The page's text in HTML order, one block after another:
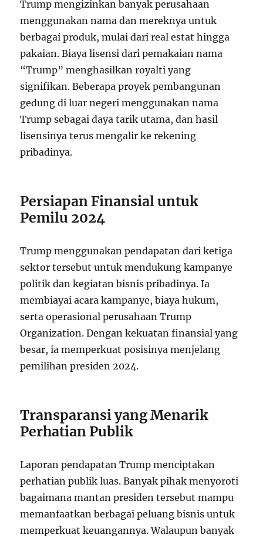
Trump mengizinkan banyak perusahaan
menggunakan nama dan mereknya untuk
berbagai produk, mulai dari real estat hingga
pakaian. Biaya lisensi dari pemakaian nama
“Trump” menghasilkan royalti yang
signifikan. Beberapa proyek pembangunan
gedung di luar negeri menggunakan nama
Trump sebagai daya tarik utama, dan hasil
lisensinya terus mengalir ke rekening
pribadinya.
Persiapan Finansial untuk
Pemilu 2024
Trump menggunakan pendapatan dari ketiga
sektor tersebut untuk mendukung kampanye
politik dan kegiatan bisnis pribadinya. Ia
membiayai acara kampanye, biaya hukum,
serta operasional perusahaan Trump
Organization. Dengan kekuatan finansial yang
besar, ia memperkuat posisinya menjelang
pemilihan presiden 2024.
Transparansi yang Menarik
Perhatian Publik
Laporan pendapatan Trump menciptakan
perhatian publik luas. Banyak pihak menyoroti
bagaimana mantan presiden tersebut mampu
memanfaatkan berbagai peluang bisnis untuk
memperkuat keuangannya. Walaupun banyak